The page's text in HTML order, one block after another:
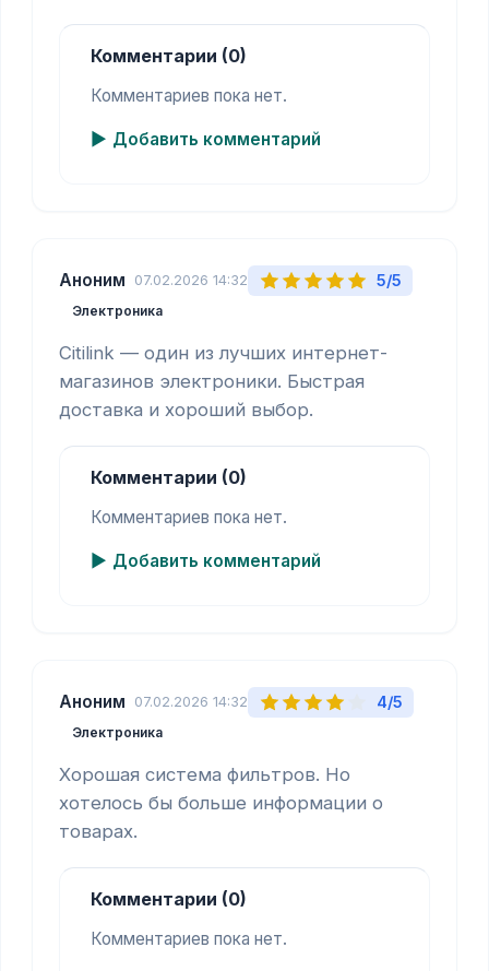
Комментарии (0)
Комментариев пока нет.
Добавить комментарий
Аноним 07.02.2026 14:32 5/5
Электроника
Citilink — один из лучших интернет-
магазинов электроники. Быстрая
доставка и хороший выбор.
Комментарии (0)
Комментариев пока нет.
Добавить комментарий
Аноним 07.02.2026 14:32 4/5
Электроника
Хорошая система фильтров. Но
хотелось бы больше информации о
товарах.
Комментарии (0)
Комментариев пока нет.